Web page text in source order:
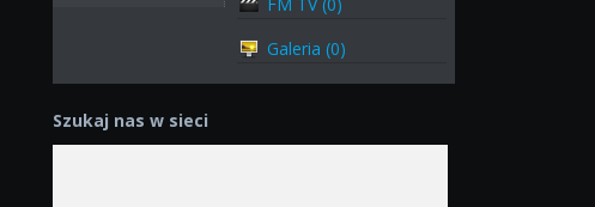
Galeria (0)
Szukaj nas w sieci